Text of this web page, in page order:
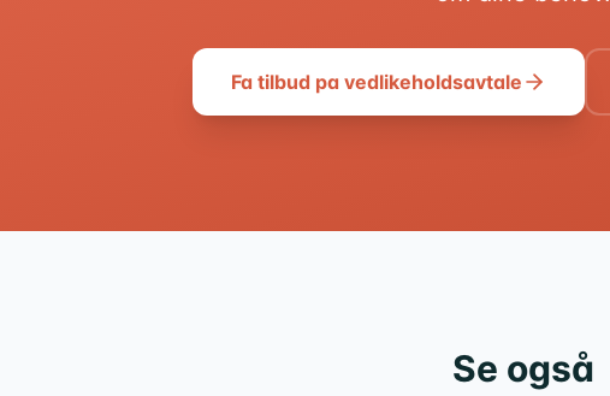
Fa tilbud pa vedlikeholdsavtale
Se også